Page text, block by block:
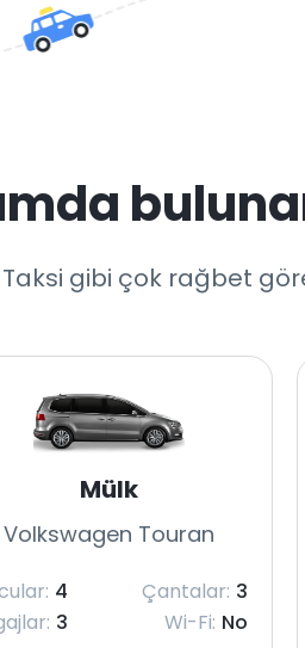
gibi çok rağbet
Mülk
Volkswagen Touran
4 Çantalar: 3
3 Wi-Fi: No